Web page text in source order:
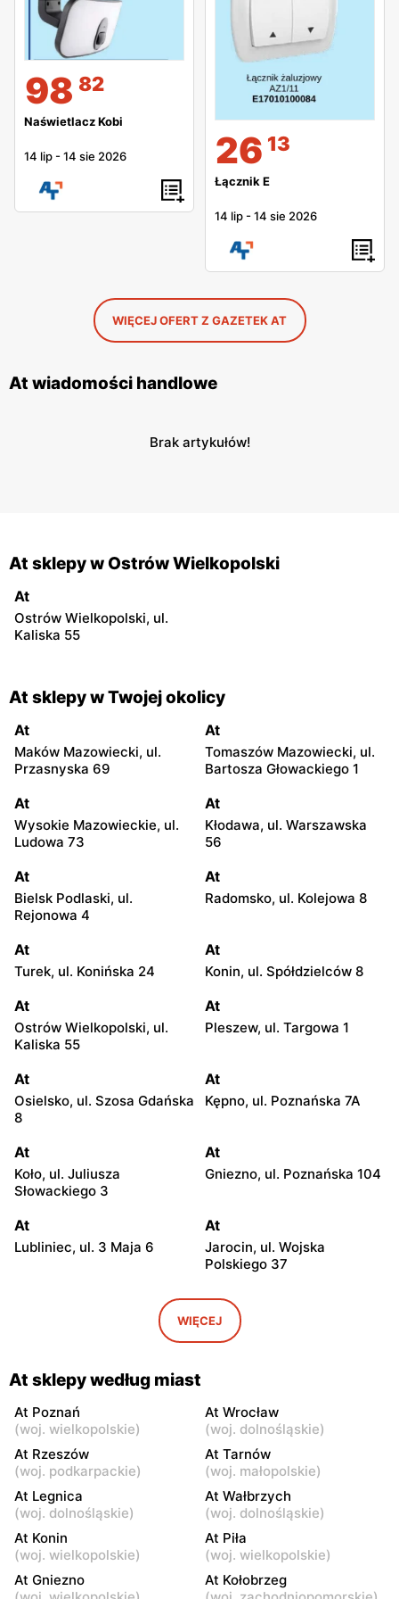
98 82
Naświetlacz Kobi
14 lip -14 sie 2026 26 13
Łącznik E
14 lip -14 sie 2026
WIĘCEJ OFERT Z GAZETEK AT
At wiadomości handlowe
Brak artykułów!
At sklepy w Ostrów Wielkopolski
At
Ostrów Wielkopolski, ul.
Kaliska 55
At sklepy w Twojej okolicy
At
Maków Mazowiecki, ul.
Przasnyska 69
At
Tomaszów Mazowiecki, ul.
Bartosza Głowackiego 1
At
Wysokie Mazowieckie, ul.
Ludowa 73
At
Kłodawa, ul. Warszawska
56
At
Bielsk Podlaski, ul.
Rejonowa 4
At
Radomsko, ul. Kolejowa 8
At
Turek, ul. Konińska 24
At
Konin, ul. Spółdzielców 8
At
Ostrów Wielkopolski, ul.
Kaliska 55
At
Pleszew, ul. Targowa 1
At
Osielsko, ul. Szosa Gdańska
8
At
Kępno, ul. Poznańska 7A
At
Koło, ul. Juliusza
Słowackiego 3
At
Gniezno, ul. Poznańska 104
At
Lubliniec, ul. 3 Maja 6
At
Jarocin, ul. Wojska
Polskiego 37
Tarnów, ul. Tuchowska 23
At
Krotoszyn, ul. Koźmińska 17
Krotoszyn, ul. Zacisze 2B
At
Rzeszów, ul. Przemysłowa
3
At
Środa Wielkopolska, ul.
Stanisława Wyspiańskiego
2
At
Chrzanów, ul. Partyzantów
11A
At
Milicz, ul. Trzebnicka 31
At At
WIĘCEJ
At sklepy według miast
At Poznań
(woj. wielkopolskie)
At Wrocław
(woj. dolnośląskie)
At Rzeszów
(woj. podkarpackie)
At Tarnów
(woj. małopolskie)
At Legnica
(woj. dolnośląskie)
At Wałbrzych
(woj. dolnośląskie)
At Konin
(woj. wielkopolskie)
At Piła
(woj. wielkopolskie)
At Gniezno
At Kołobrzeg